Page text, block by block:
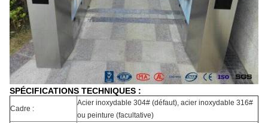
SPÉCIFICATIONS TECHNIQUES :
Cadre :
Acier inoxydable 304# (défaut), acier inoxydable 316#
ou peinture (facultative)